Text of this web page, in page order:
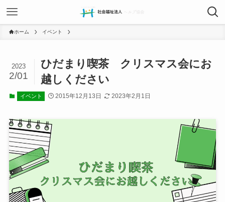
ホーム イベント
ひだまり喫茶 クリスマス会にお
越しください
2023
2/01
イベント 2015年12月13日 2023年2月1日